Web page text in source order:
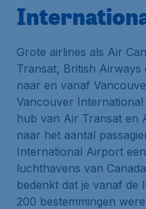
Grote airlines als Air
Transat, British Airways
naar en vanaf
Vancouver
hub van Air Transat en
naar het aantal
International Airport
luchthavens van
bedenkt dat je vanaf de
200 bestemmingen